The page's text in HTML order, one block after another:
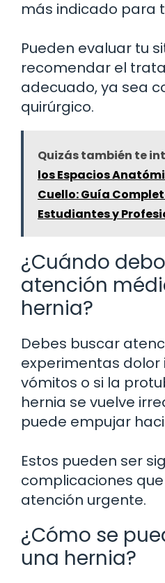
más indicado para
Pueden evaluar tu
recomendar el
adecuado, ya sea
quirúrgico.
Quizás también te
los Espacios
Cuello: Guía
Estudiantes y
¿Cuándo
atención
hernia?
Debes buscar
experimentas dolor
vómitos o si la
hernia se vuelve
puede empujar
Estos pueden ser
complicaciones
atención urgente.
¿Cómo se
una hernia?